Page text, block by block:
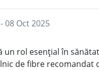
- 08 Oct 2025
un rol esențial în
de fibre recomandat